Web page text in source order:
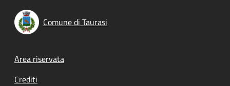
Comune di Taurasi
Footer menu
Area riservata
Crediti